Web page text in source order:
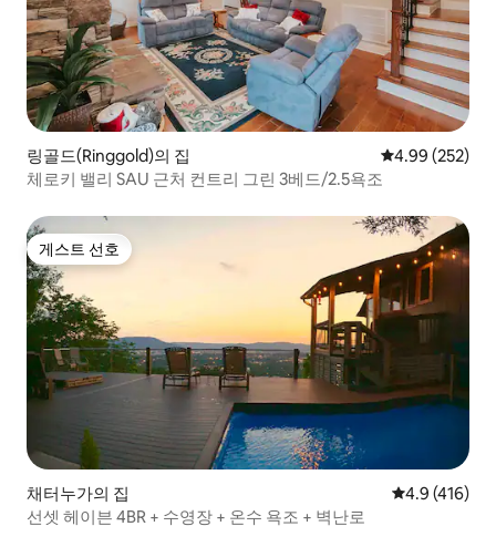
링골드(Ringgold)의 집 평점 4.99점(5
4.99 (252)
체로키 밸리 SAU 근처 컨트리 그린 3베드/2.5욕조
게스트 선호
게스트 선호
채터누가의 집 평점 4.9점(5
4.9 (416)
선셋 헤이븐 4BR + 수영장 + 온수 욕조 + 벽난로